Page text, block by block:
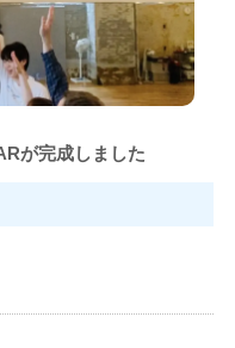
が完成しました